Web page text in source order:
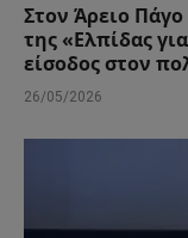
Στον Άρειο
της «Ελπίδας
είσοδος στον
26/05/2026